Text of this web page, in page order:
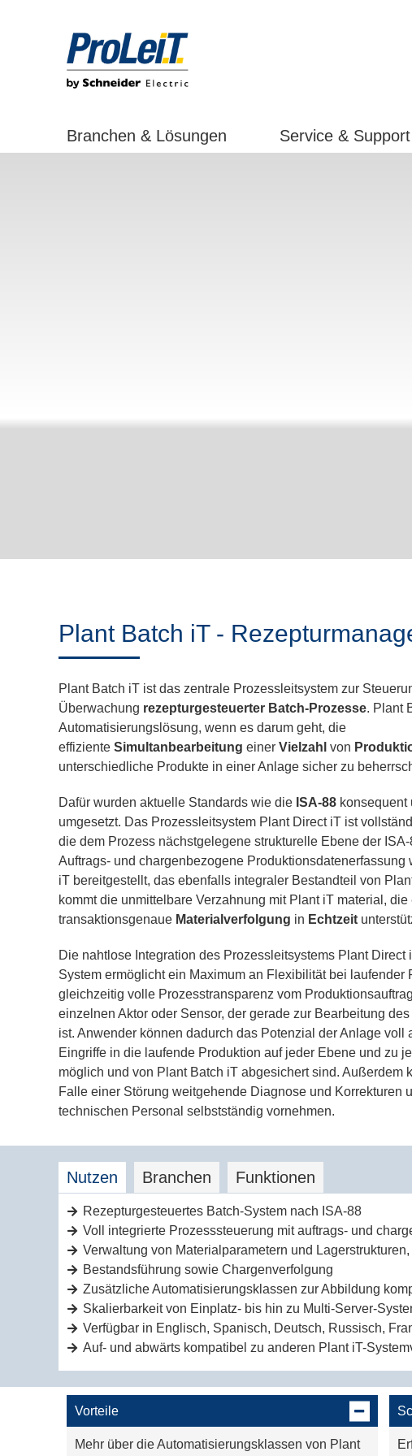
Branchen & Lösungen Service & Support
Plant Batch iT -
Plant Batch iT ist das zentrale Prozessleitsystem zur
Überwachung rezepturgesteuerter Batch-Prozesse. Plant
Automatisierungslösung, wenn es darum geht, die
effiziente Simultanbearbeitung einer Vielzahl von
unterschiedliche Produkte in einer Anlage sicher zu
Dafür wurden aktuelle Standards wie die ISA-88 konsequent
umgesetzt. Das Prozessleitsystem Plant Direct iT ist
die dem Prozess nächstgelegene strukturelle Ebene der ISA-
Auftrags- und chargenbezogene Produktionsdatenerfassung
iT bereitgestellt, das ebenfalls integraler Bestandteil von
kommt die unmittelbare Verzahnung mit Plant iT material, die
transaktionsgenaue Materialverfolgung in Echtzeit
Die nahtlose Integration des Prozessleitsystems Plant Direct
System ermöglicht ein Maximum an Flexibilität bei laufender
gleichzeitig volle Prozesstransparenz vom
einzelnen Aktor oder Sensor, der gerade zur Bearbeitung
ist. Anwender können dadurch das Potenzial der Anlage voll
Eingriffe in die laufende Produktion auf jeder Ebene und zu
möglich und von Plant Batch iT abgesichert sind. Außerdem
Falle einer Störung weitgehende Diagnose und Korrekturen
technischen Personal selbstständig vornehmen.
Nutzen
Rezepturgesteuertes Batch-System nach ISA-88
Voll integrierte Prozesssteuerung mit auftrags- und
Verwaltung von Materialparametern und Lagerstrukturen,
Bestandsführung sowie Chargenverfolgung
Zusätzliche Automatisierungsklassen zur Abbildung
Skalierbarkeit von Einplatz- bis hin zu Multi-Server-
Verfügbar in Englisch, Spanisch, Deutsch, Russisch,
Auf- und abwärts kompatibel zu anderen Plant iT-
Branchen
Nahrungsmittel & Getränke
Pharma
Chemie
Agrar-Industrie
Funktionen
Auftragsverwaltung und -bearbeitung
Electronic Batch Recording nach CFR 21 Part 11
Rezepturverwaltung mit Versions-Management nach frei
Zentrale Engineering-Umgebung für alle Plant iT-
Vorteile
Mehr über die Automatisierungsklassen von Plant